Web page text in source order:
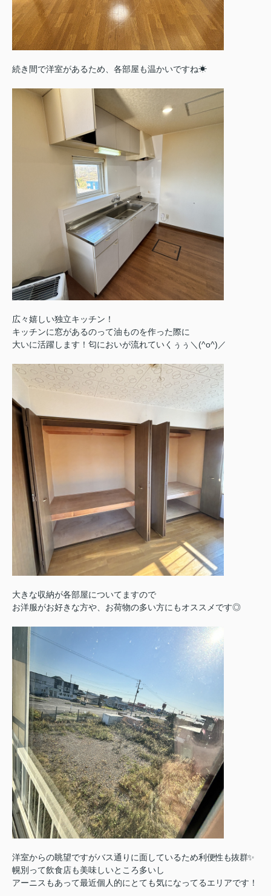
続き間で洋室があるため、各部屋も温かいですね☀
広々嬉しい独立キッチン！
キッチンに窓があるのって油ものを作った際に
大いに活躍します！匂においが流れていくぅぅ＼(^o^)／
大きな収納が各部屋についてますので
お洋服がお好きな方や、お荷物の多い方にもオススメです◎
洋室からの眺望ですがバス通りに面しているため利便性も抜群✨️
幌別って飲食店も美味しいところ多いし
アーニスもあって最近個人的にとても気になってるエリアです！